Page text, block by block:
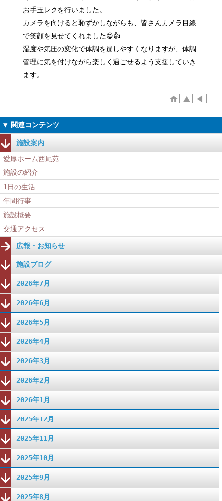
お手玉レクを行いました。
カメラを向けると恥ずかしながらも、皆さんカメラ目線
で笑顔を見せてくれました😁👍
湿度や気圧の変化で体調を崩しやすくなりますが、体調
管理に気を付けながら楽しく過ごせるよう支援していき
ます。
施設案内
愛厚ホーム西尾苑
施設の紹介
1日の生活
年間行事
施設概要
交通アクセス
広報・お知らせ
施設ブログ
2026年7月
2026年6月
2026年5月
2026年4月
2026年3月
2026年2月
2026年1月
2025年12月
2025年11月
2025年10月
2025年9月
2025年8月